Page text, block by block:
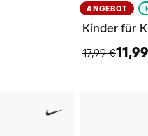
ANGEBOT
Kinder für
17,99 €